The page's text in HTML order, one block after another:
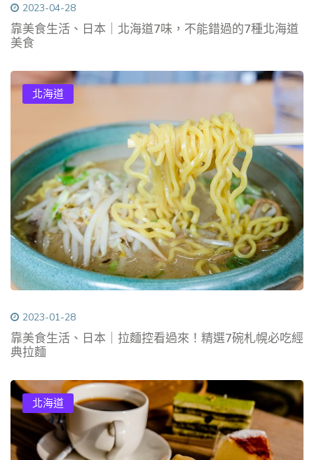
2023-04-28
靠美食生活、日本｜北海道7味，不能錯過的7種北海道
美食
北海道
2023-01-28
靠美食生活、日本｜拉麵控看過來！精選7碗札幌必吃經
典拉麵
北海道